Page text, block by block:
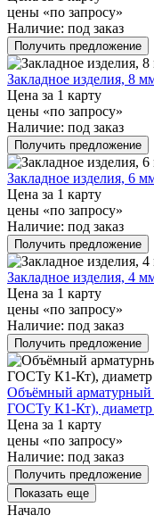
цены «по запросу»
Наличие: под заказ
Получить предложение
Закладное изделия, 8
Цена за 1 карту
цены «по запросу»
Наличие: под заказ
Получить предложение
Закладное изделия, 6
Цена за 1 карту
цены «по запросу»
Наличие: под заказ
Получить предложение
Закладное изделия, 4
Цена за 1 карту
цены «по запросу»
Наличие: под заказ
Получить предложение
Объёмный арматурный
ГОСТу К1-Кт),
Цена за 1 карту
цены «по запросу»
Наличие: под заказ
Получить предложение
Показать еще
Начало